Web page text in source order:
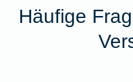
Häufige